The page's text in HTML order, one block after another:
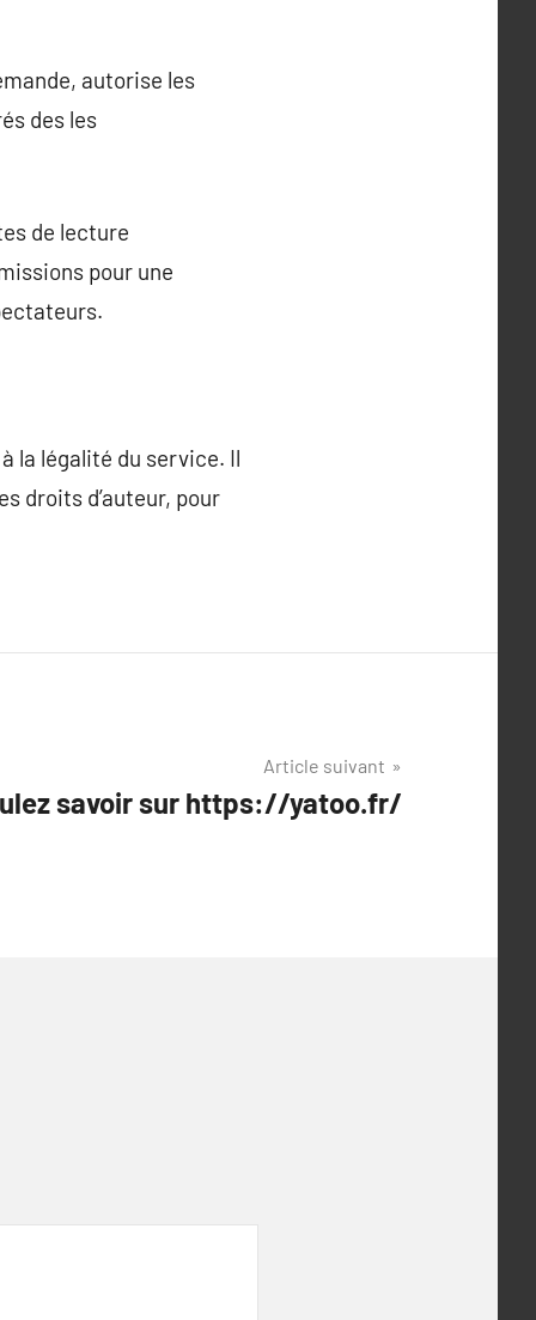
autorise les
des les
de lecture
pour une
la légalité du service. Il
droits d’auteur, pour
Article suivant
savoir sur https://yatoo.fr/